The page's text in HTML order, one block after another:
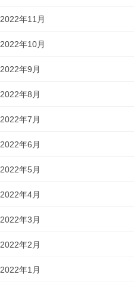
2022年11月
2022年10月
2022年9月
2022年8月
2022年7月
2022年6月
2022年5月
2022年4月
2022年3月
2022年2月
2022年1月